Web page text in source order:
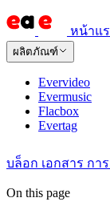
หน้าแ
ผลิตภัณฑ์
Evervideo
Evermusic
Flacbox
Evertag
บล็อก เอกสาร กา
On this page